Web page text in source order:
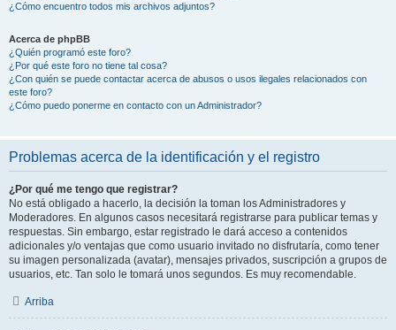
¿Cómo encuentro todos mis archivos adjuntos?
Acerca de phpBB
¿Quién programó este foro?
¿Por qué este foro no tiene tal cosa?
¿Con quién se puede contactar acerca de abusos o usos ilegales relacionados con
este foro?
¿Cómo puedo ponerme en contacto con un Administrador?
Problemas acerca de la identificación y el registro
¿Por qué me tengo que registrar?
No está obligado a hacerlo, la decisión la toman los Administradores y
Moderadores. En algunos casos necesitará registrarse para publicar temas y
respuestas. Sin embargo, estar registrado le dará acceso a contenidos
adicionales y/o ventajas que como usuario invitado no disfrutaría, como tener
su imagen personalizada (avatar), mensajes privados, suscripción a grupos de
usuarios, etc. Tan solo le tomará unos segundos. Es muy recomendable.
Arriba